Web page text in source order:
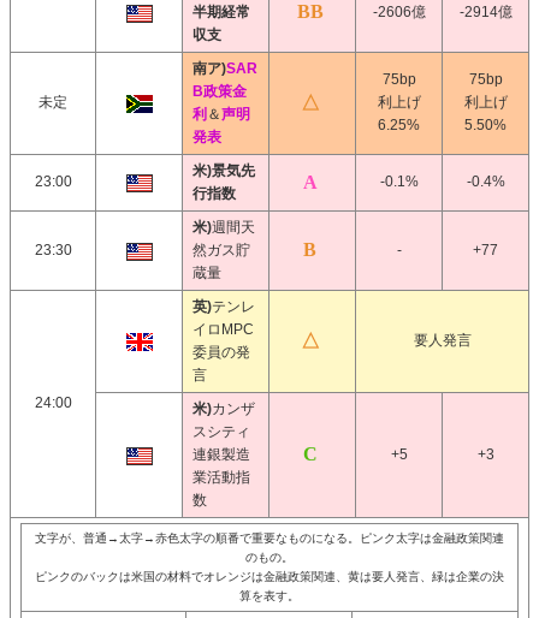
半期経常
収支
-2606億 -2914億
未定
南ア)SAR
B政策金
利 ＆声明
発表
75bp
利上げ
6.25%
75bp
利上げ
5.50%
23:00
米)景気先
行指数
-0.1% -0.4%
23:30
米)週間天
然ガス貯
蔵量
- +77
24:00
英)テンレ
イロMPC
委員の発
言
要人発言
米)カンザ
スシティ
連銀製造
業活動指
数
+5 +3
文字が、普通→太字→赤色太字の順番で重要なものになる。ピンク太字は金融政策関連
のもの。
ピンクのバックは米国の材料でオレンジは金融政策関連、黄は要人発言、緑は企業の決
算を表す。